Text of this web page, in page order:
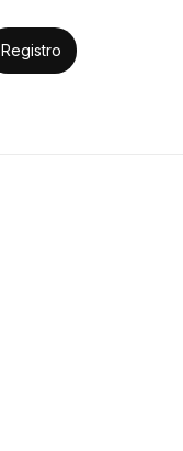
Registro